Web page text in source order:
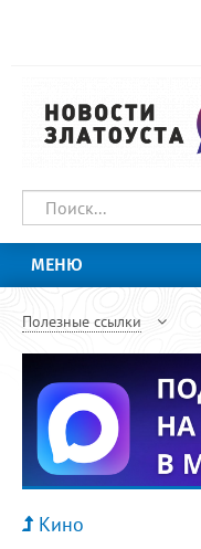
МЕНЮ
Полезные ссылки
Кино